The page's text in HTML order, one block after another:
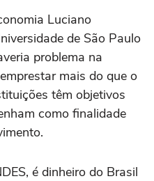
Luciano
de São Paulo
problema na
mais do que o
têm objetivos
como finalidade
é dinheiro do Brasil